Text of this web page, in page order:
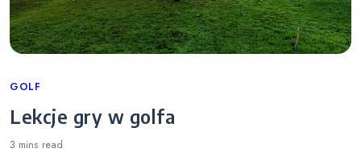
Categories
GOLF
Lekcje gry w golfa
3 mins read